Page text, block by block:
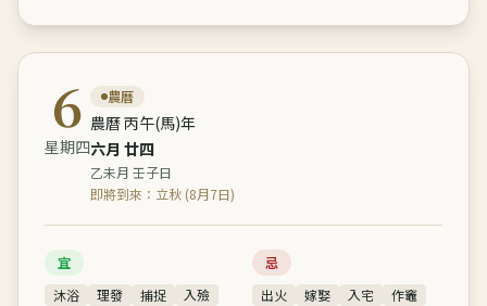
6
星期四
農曆
農曆 丙午(馬)年
六月 廿四
乙未月 壬子日
即將到來：立秋 (8月7日)
宜
沐浴
理發 捕捉
入殮
忌
出火
嫁娶 入宅
作竈